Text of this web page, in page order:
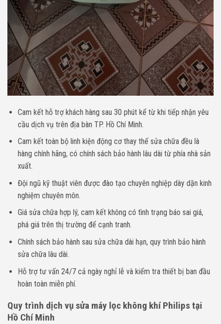
Cam kết hỗ trợ khách hàng sau 30 phút kể từ khi tiếp nhận yêu
cầu dịch vụ trên địa bàn TP. Hồ Chí Minh.
Cam kết toàn bộ linh kiện động cơ thay thế sửa chữa đều là
hàng chính hãng, có chính sách bảo hành lâu dài từ phía nhà sản
xuất.
Đội ngũ kỹ thuật viên được đào tạo chuyên nghiệp dày dặn kinh
nghiệm chuyên môn.
Giá sửa chữa hợp lý, cam kết không có tình trạng báo sai giá,
phá giá trên thị trường để cạnh tranh.
Chính sách bảo hành sau sửa chữa dài hạn, quy trình bảo hành
sửa chữa lâu dài.
Hỗ trợ tư vấn 24/7 cả ngày nghỉ lễ và kiểm tra thiết bị ban đầu
hoàn toàn miễn phí.
Quy trình dịch vụ sửa máy lọc không khí Philips tại
Hồ Chí Minh